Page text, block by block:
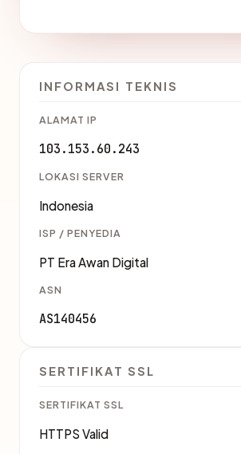
INFORMASI TEKNIS
ALAMAT IP
103.153.60.243
LOKASI SERVER
Indonesia
ISP / PENYEDIA
PT Era Awan Digital
ASN
AS140456
SERTIFIKAT SSL
SERTIFIKAT SSL
HTTPS Valid